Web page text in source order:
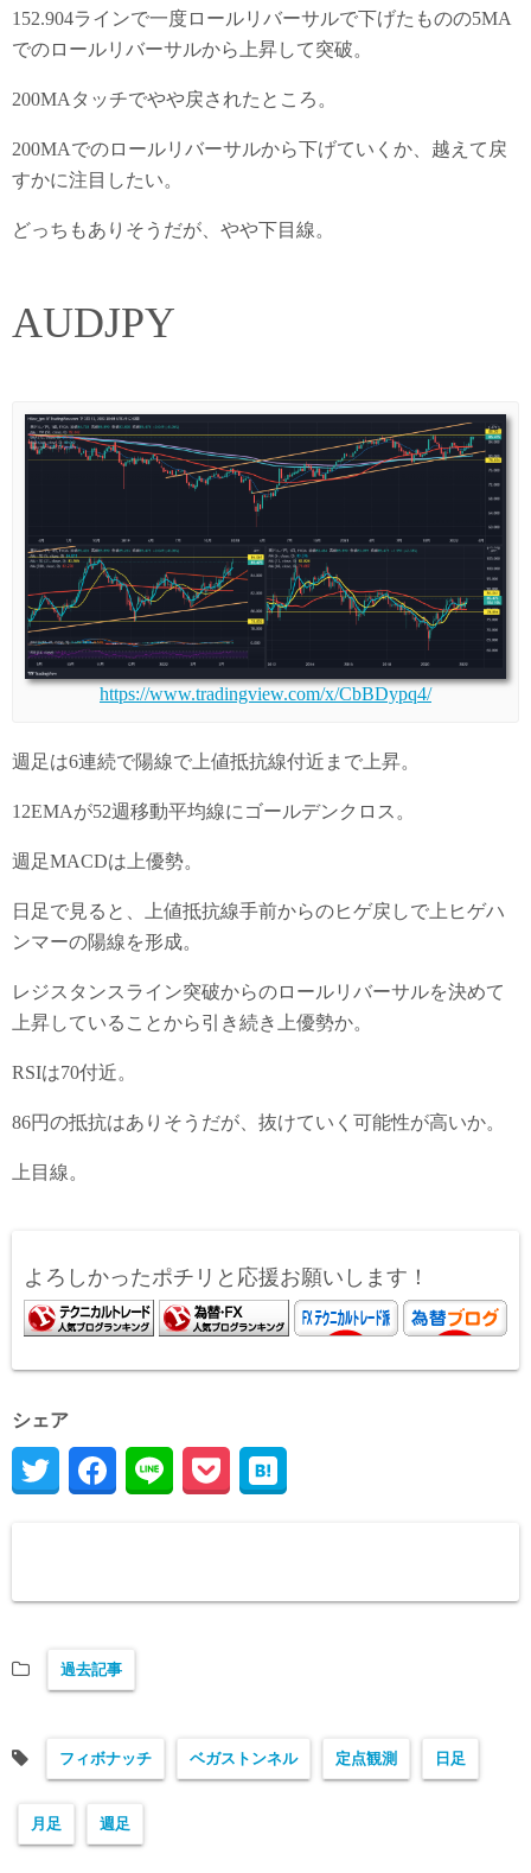
152.904ラインで一度ロールリバーサルで下げたものの5MA
でのロールリバーサルから上昇して突破。
200MAタッチでやや戻されたところ。
200MAでのロールリバーサルから下げていくか、越えて戻
すかに注目したい。
どっちもありそうだが、やや下目線。
AUDJPY
https://www.tradingview.com/x/CbBDypq4/
週足は6連続で陽線で上値抵抗線付近まで上昇。
12EMAが52週移動平均線にゴールデンクロス。
週足MACDは上優勢。
日足で見ると、上値抵抗線手前からのヒゲ戻しで上ヒゲハ
ンマーの陽線を形成。
レジスタンスライン突破からのロールリバーサルを決めて
上昇していることから引き続き上優勢か。
RSIは70付近。
86円の抵抗はありそうだが、抜けていく可能性が高いか。
上目線。
よろしかったポチリと応援お願いします！
シェア
過去記事
フィボナッチ ベガストンネル 定点観測 日足
月足 週足